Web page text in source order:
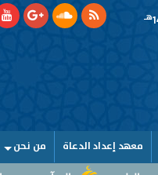
هـ
معهد إعداد الدعاة من نحن